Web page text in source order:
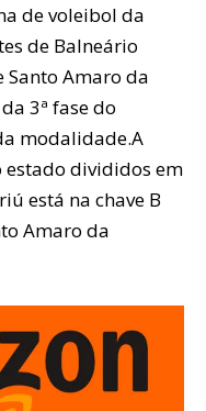
de voleibol da
de Balneário
Santo Amaro da
3ª fase do
modalidade.A
estado divididos em
está na chave B
Amaro da